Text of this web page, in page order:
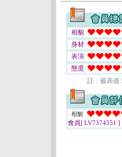
相貌
身材
表演
態度
註﹕最高值
相貌
會員[ LV7374551 ]